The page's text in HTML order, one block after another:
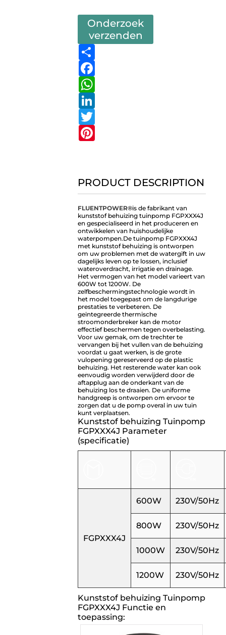
Onderzoek
verzenden
PRODUCT DESCRIPTION
FLUENTPOWER®is de fabrikant van
kunststof behuizing tuinpomp FGPXXX4J
en gespecialiseerd in het produceren en
ontwikkelen van huishoudelijke
waterpompen.De tuinpomp FGPXXX4J
met kunststof behuizing is ontworpen
om uw problemen met de watergift in uw
dagelijks leven op te lossen, inclusief
wateroverdracht, irrigatie en drainage.
Het vermogen van het model varieert van
600W tot 1200W. De
zelfbeschermingstechnologie wordt in
het model toegepast om de langdurige
prestaties te verbeteren. De
geïntegreerde thermische
stroomonderbreker kan de motor
effectief beschermen tegen overbelasting.
Voor uw gemak, om de trechter te
vervangen bij het vullen van de behuizing
voordat u gaat werken, is de grote
vulopening gereserveerd op de plastic
behuizing. Het resterende water kan ook
eenvoudig worden verwijderd door de
aftapplug aan de onderkant van de
behuizing los te draaien. De uniforme
handgreep is ontworpen om ervoor te
zorgen dat u de pomp overal in uw tuin
kunt verplaatsen.
Kunststof behuizing Tuinpomp
FGPXXX4J Parameter
(specificatie)
FGPXXX4J
600W 230V/50Hz
800W 230V/50Hz
1000W 230V/50Hz
1200W 230V/50Hz
Kunststof behuizing Tuinpomp
FGPXXX4J Functie en
toepassing: